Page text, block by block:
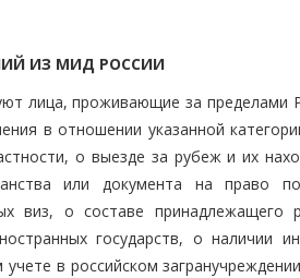
ИЗ МИД РОССИИ
лица, проживающие за пределами
в отношении указанной
о выезде за рубеж и их
или документа на право
виз, о составе принадлежащего
государств, о наличии
в российском